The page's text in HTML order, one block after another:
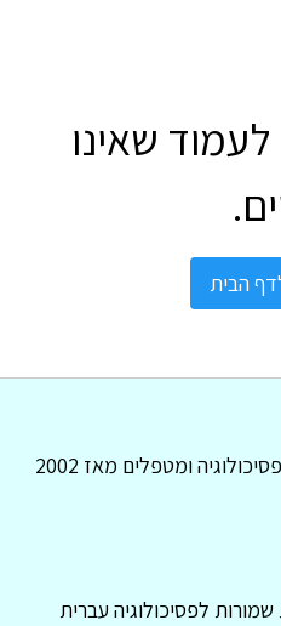
שאינו
הבית
ומטפלים מאז 2002